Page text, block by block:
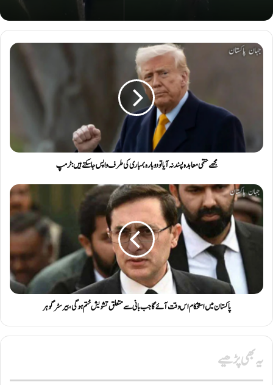
مجھے حتمی معاہدہ پسند نہ آیا تو دوبارہ بمباری کی طرف واپس جا سکتے ہیں: ٹرمپ
پاکستان میں استحکام اس وقت آئے گا جب بانی سے متعلق تشویش ختم ہوگی، بیرسٹر گوہر
یہ بھی پڑھیے